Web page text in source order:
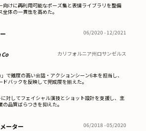
向けに再利用可能なポーズ集と表情ライブラリを整備
全体の一貫性を高めた。
06/2020 - 12/2021
カリフォルニア州ロサンゼルス
で難度の高い会話・アクションシーン6本を担当し、
バックを反映して完成度を揃えた。
対してフェイシャル演技とショット設計を支援し、主
品質ばらつきを抑えた。
ーター 06/2018 - 05/2020